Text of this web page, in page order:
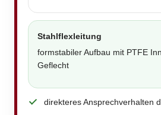
Stahlflexleitung
formstabiler Aufbau mit PTFE
Geflecht
direkteres Ansprechverhalten